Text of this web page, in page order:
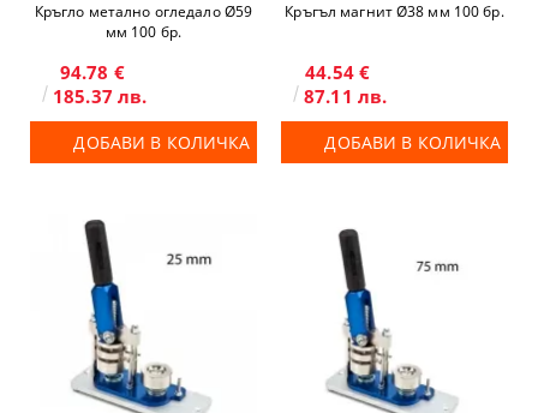
Кръгло метално огледало Ø59
мм 100 бр.
94.78 €
185.37 лв.
ДОБАВИ В КОЛИЧКА
Кръгъл магнит Ø38 мм 100 бр.
44.54 €
87.11 лв.
ДОБАВИ В КОЛИЧКА